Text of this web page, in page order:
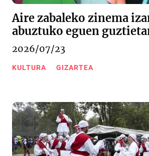
Aire zabaleko zinema
abuztuko eguen
2026/07/23
KULTURA GIZARTEA